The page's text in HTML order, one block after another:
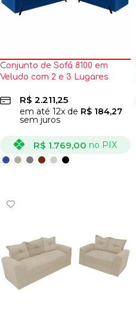
Conjunto de Sofá 8100 em
Veludo com 2 e 3 Lugares
R$ 2.211,25
em até 12x de R$ 184,27
sem juros
R$ 1.769,00 no PIX